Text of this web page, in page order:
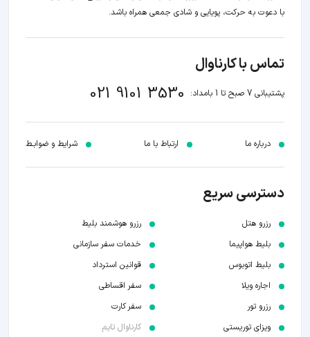
با دعوت به حرکت، پویایی و شادی جمعی همراه باشد.
تماس با کارناوال
پشتیبانی 7 صبح تا 1 بامداد: 021 9101 3530
درباره ما ارتباط با ما شرایط و ضوابـط
دسترسی سریع
رزرو هتل
بلیط هواپیما
بلیط اتوبوس
اجاره ویلا
رزرو تور
ویزای توریستی
رزرو هوشمند بلیط
خدمات سفر سازمانی
قوانین استرداد
سفر اقساطی
سفر کارت
کارناوال تایم